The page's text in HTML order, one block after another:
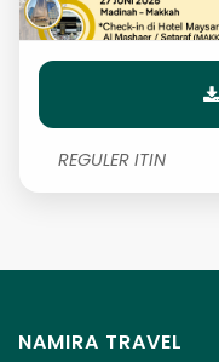
REGULER ITIN
NAMIRA TRAVEL